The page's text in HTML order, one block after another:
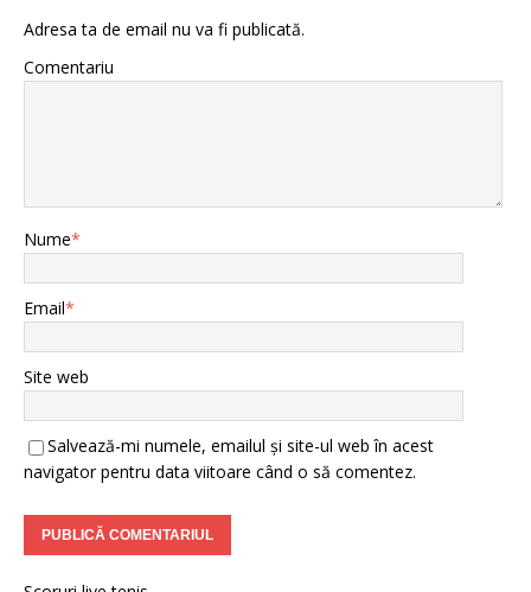
Adresa ta de email nu va fi publicată.
Comentariu
Nume*
Email*
Site web
Salvează-mi numele, emailul și site-ul web în acest
navigator pentru data viitoare când o să comentez.